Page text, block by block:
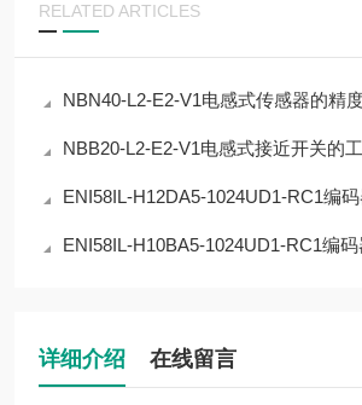
RELATED ARTICLES
NBN40-L2-E2-V1电感式传感器的精
NBB20-L2-E2-V1电感式接近开关的
ENI58IL-H12DA5-1024UD1-RC1编码器在
ENI58IL-H10BA5-1024UD1-RC1编
详细介绍 在线留言